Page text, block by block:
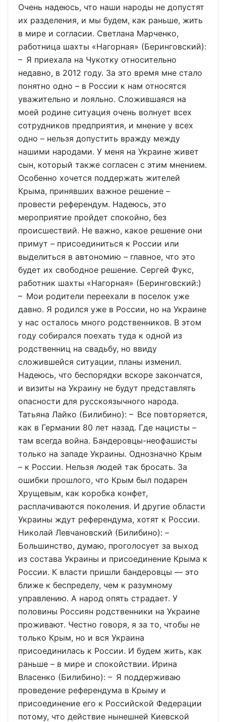
Очень надеюсь, что наши народы не допустят
их разделения, и мы будем, как раньше, жить
в мире и согласии. Светлана Марченко,
работница шахты «Нагорная» (Беринговский):
– Я приехала на Чукотку относительно
недавно, в 2012 году. За это время мне стало
понятно одно – в России к нам относятся
уважительно и лояльно. Сложившаяся на
моей родине ситуация очень волнует всех
сотрудников предприятия, и мнение у всех
одно – нельзя допустить вражду между
нашими народами. У меня на Украине живет
сын, который также согласен с этим мнением.
Особенно хочется поддержать жителей
Крыма, принявших важное решение –
провести референдум. Надеюсь, это
мероприятие пройдет спокойно, без
происшествий. Не важно, какое решение они
примут – присоединиться к России или
выделиться в автономию – главное, что это
будет их свободное решение. Сергей Фукс,
работник шахты «Нагорная» (Беринговский:)
– Мои родители переехали в поселок уже
давно. Я родился уже в России, но на Украине
у нас осталось много родственников. В этом
году собирался поехать туда к одной из
родственниц на свадьбу, но ввиду
сложившейся ситуации, планы изменил.
Надеюсь, что беспорядки вскоре закончатся,
и визиты на Украину не будут представлять
опасности для русскоязычного народа.
Татьяна Лайко (Билибино): – Все повторяется,
как в Германии 80 лет назад. Где нацисты –
там всегда война. Бандеровцы-неофашисты
только на западе Украины. Однозначно Крым
– к России. Нельзя людей так бросать. За
ошибки прошлого, что Крым был подарен
Хрущевым, как коробка конфет,
расплачиваются поколения. И другие области
Украины ждут референдума, хотят к России.
Николай Левчановский (Билибино): –
Большинство, думаю, проголосует за выход
из состава Украины и присоединение Крыма к
России. К власти пришли бандеровцы — это
ближе к беспределу, чем к разумному
управлению. А народ опять страдает. У
половины Россиян родственники на Украине
проживают. Честно говоря, я за то, чтобы не
только Крым, но и вся Украина
присоединилась к России. И будем жить, как
раньше – в мире и спокойствии. Ирина
Власенко (Билибино): – Я поддерживаю
проведение референдума в Крыму и
присоединение его к Российской Федерации
потому, что действие нынешней Киевской